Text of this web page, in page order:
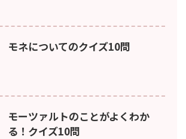
モネについてのクイズ10問
モーツァルトのことがよくわか
る！クイズ10問